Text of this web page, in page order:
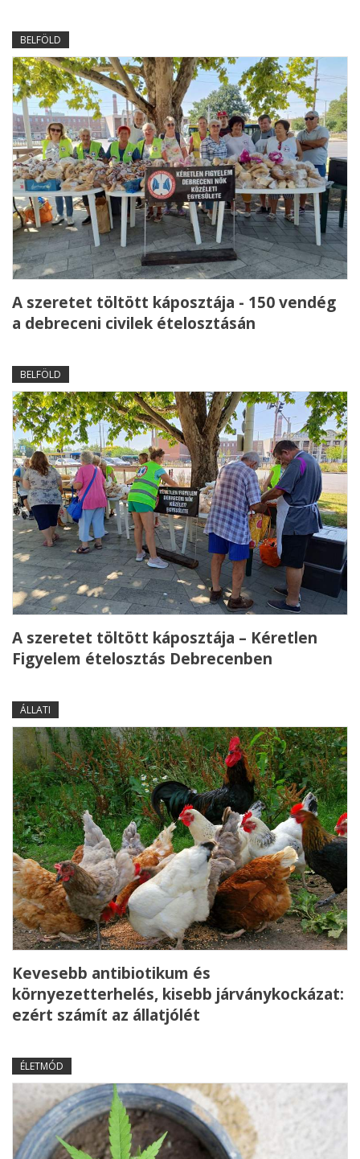
BELFÖLD
A szeretet töltött káposztája - 150 vendég
a debreceni civilek ételosztásán
BELFÖLD
A szeretet töltött káposztája – Kéretlen
Figyelem ételosztás Debrecenben
ÁLLATI
Kevesebb antibiotikum és
környezetterhelés, kisebb járványkockázat:
ezért számít az állatjólét
ÉLETMÓD